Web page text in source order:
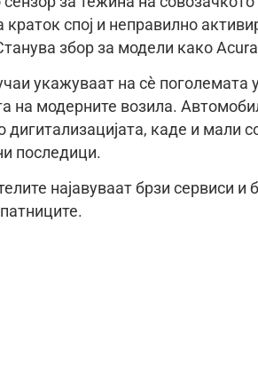
краток спој и неправилно
збор за модели како
укажуваат на сè поголемата
на модерните возила.
дигитализацијата, каде и
последици.
најавуваат брзи сервиси